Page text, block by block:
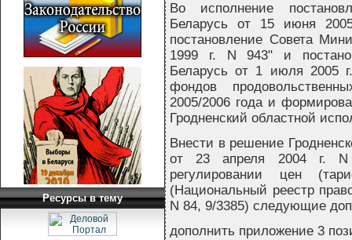
Ресурсы в тему
Во исполнение
Беларусь от 15 июня
постановление Совета
1999 г. N 943" и
Беларусь от 1 июля 2005
фондов
2005/2006 года и
Гродненский областной
Внести в решение
от 23 апреля 2004 г. N
регулировании цен
(Национальный реестр
N 84, 9/3385) следующие
дополнить приложение 3